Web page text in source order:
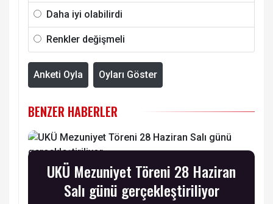
Daha iyi olabilirdi
Renkler değişmeli
Anketi Oyla Oyları Göster
BENZER HABERLER
UKÜ Mezuniyet Töreni 28 Haziran
Salı günü gerçekleştiriliyor